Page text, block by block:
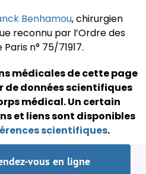
Benhamou, chirurgien
reconnu par l’Ordre des
n° 75/71917.
médicales de cette page
de données scientifiques
médical.Un certain
et liens sont disponibles
scientifiques.
vous en ligne